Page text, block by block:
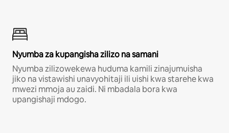
Nyumba za kupangisha zilizo na samani
Nyumba zilizowekewa huduma kamili zinajumuisha
jiko na vistawishi unavyohitaji ili uishi kwa starehe kwa
mwezi mmoja au zaidi. Ni mbadala bora kwa
upangishaji mdogo.